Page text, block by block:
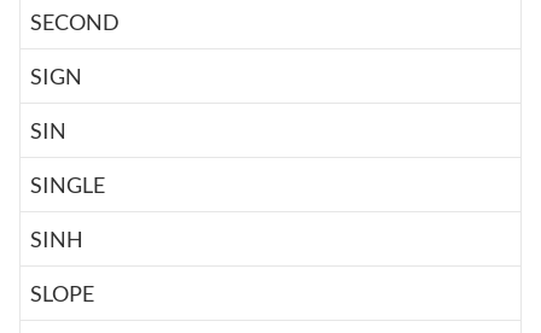
SECOND
SIGN
SIN
SINGLE
SINH
SLOPE